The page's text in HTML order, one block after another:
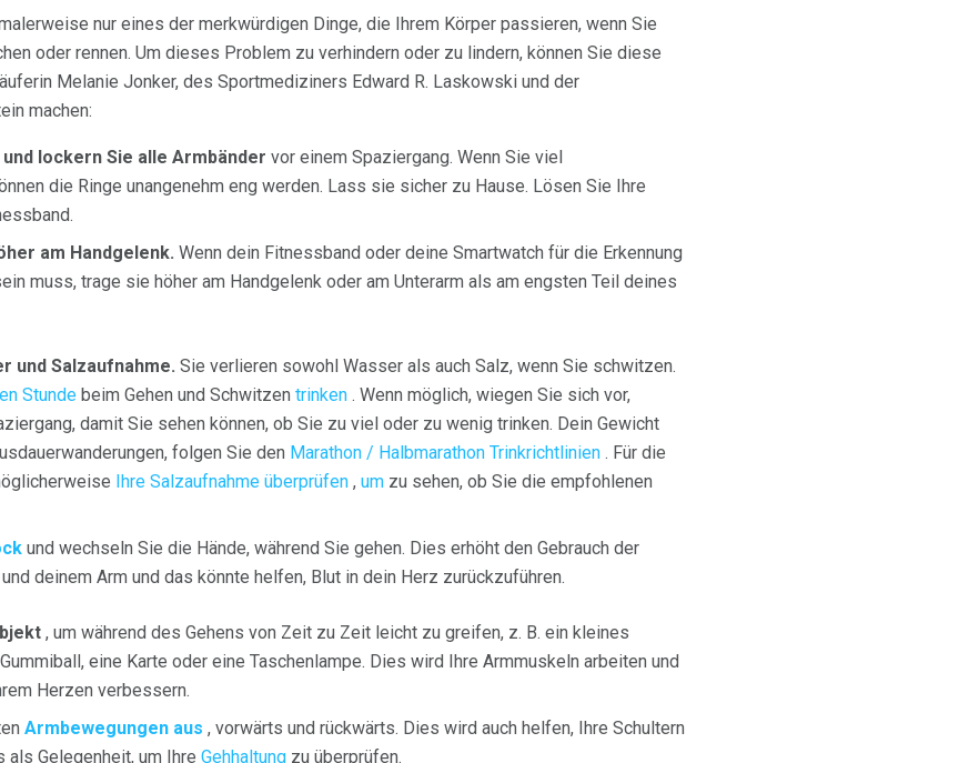
nur eines der merkwürdigen Dinge, die Ihrem Körper passieren, wenn Sie
oder rennen. Um dieses Problem zu verhindern oder zu lindern, können Sie diese
Melanie Jonker, des Sportmediziners Edward R. Laskowski und der
machen:
lockern Sie alle Armbänder vor einem Spaziergang. Wenn Sie viel
die Ringe unangenehm eng werden. Lass sie sicher zu Hause. Lösen Sie Ihre
am Handgelenk. Wenn dein Fitnessband oder deine Smartwatch für die Erkennung
muss, trage sie höher am Handgelenk oder am Unterarm als am engsten Teil deines
und Salzaufnahme. Sie verlieren sowohl Wasser als auch Salz, wenn Sie schwitzen.
Stunde beim Gehen und Schwitzen trinken . Wenn möglich, wiegen Sie sich vor,
damit Sie sehen können, ob Sie zu viel oder zu wenig trinken. Dein Gewicht
folgen Sie den Marathon / Halbmarathon Trinkrichtlinien . Für die
Ihre Salzaufnahme überprüfen , um zu sehen, ob Sie die empfohlenen
und wechseln Sie die Hände, während Sie gehen. Dies erhöht den Gebrauch der
deinem Arm und das könnte helfen, Blut in dein Herz zurückzuführen.
, um während des Gehens von Zeit zu Zeit leicht zu greifen, z. B. ein kleines
eine Karte oder eine Taschenlampe. Dies wird Ihre Armmuskeln arbeiten und
Herzen verbessern.
Armbewegungen aus , vorwärts und rückwärts. Dies wird auch helfen, Ihre Schultern
als Gelegenheit, um Ihre Gehhaltung zu überprüfen.